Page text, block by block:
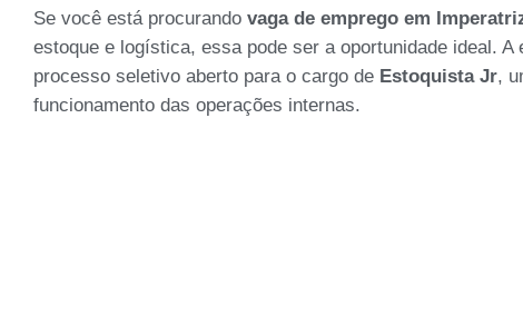
Se você está procurando vaga de emprego em
estoque e logística, essa pode ser a oportunidade ideal. A
processo seletivo aberto para o cargo de Estoquista Jr,
funcionamento das operações internas.